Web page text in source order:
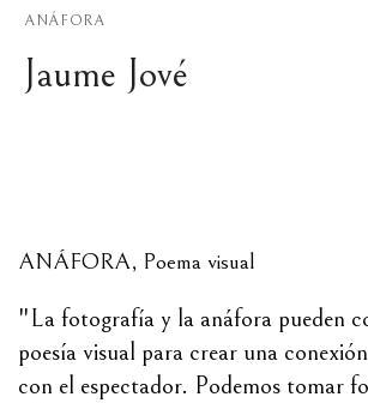
ANÁFORA
Jaume Jové
ANÁFORA, Poema visual
"La fotografía y la anáfora pueden
poesía visual para crear una
con el espectador. Podemos tomar